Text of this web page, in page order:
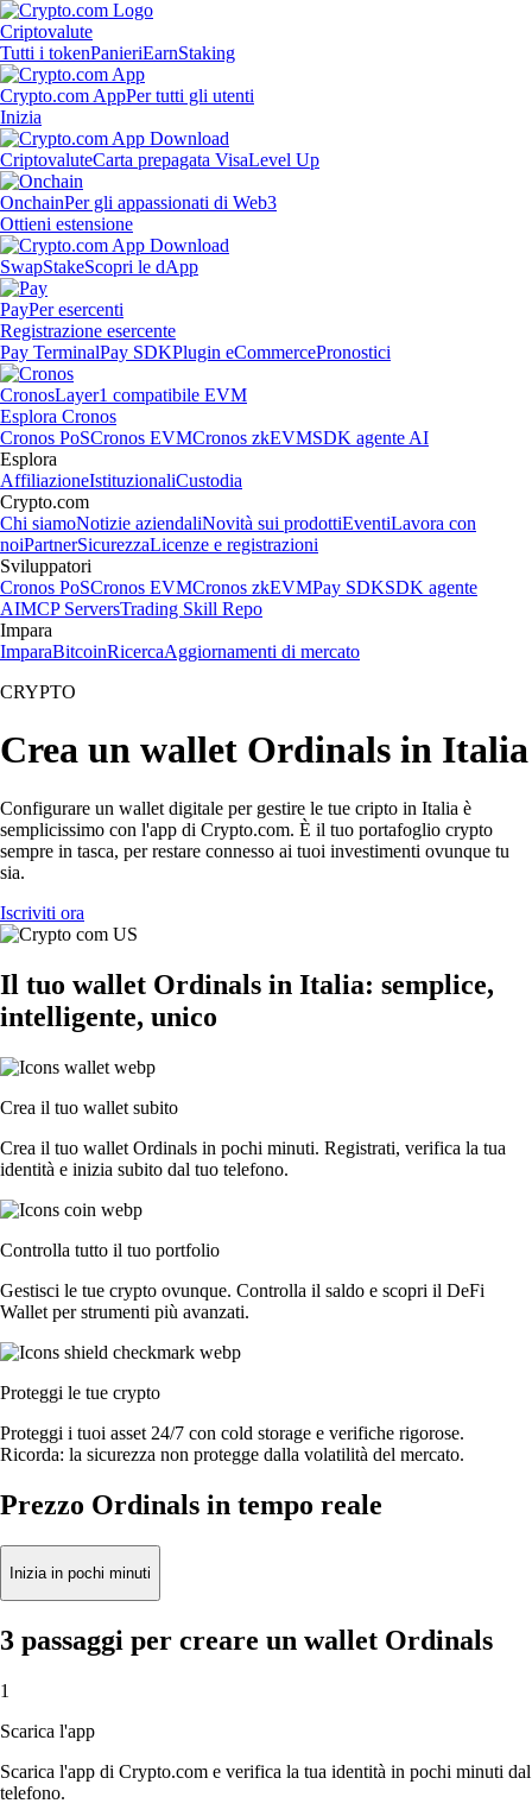
Criptovalute
Tutti i tokenPanieriEarnStaking
Crypto.com AppPer tutti gli utenti
Inizia
CriptovaluteCarta prepagata VisaLevel Up
OnchainPer gli appassionati di Web3
Ottieni estensione
SwapStakeScopri le dApp
PayPer esercenti
Registrazione esercente
Pay TerminalPay SDKPlugin eCommercePronostici
CronosLayer1 compatibile EVM
Esplora Cronos
Cronos PoSCronos EVMCronos zkEVMSDK agente AI
Esplora
AffiliazioneIstituzionaliCustodia
Crypto.com
Chi siamoNotizie aziendaliNovità sui prodottiEventiLavora con
noiPartnerSicurezzaLicenze e registrazioni
Sviluppatori
Cronos PoSCronos EVMCronos zkEVMPay SDKSDK agente
AIMCP ServersTrading Skill Repo
Impara
ImparaBitcoinRicercaAggiornamenti di mercato
CRYPTO
Crea un wallet Ordinals in Italia
Configurare un wallet digitale per gestire le tue cripto in Italia è
semplicissimo con l'app di Crypto.com. È il tuo portafoglio crypto
sempre in tasca, per restare connesso ai tuoi investimenti ovunque tu
sia.
Iscriviti ora
Il tuo wallet Ordinals in Italia: semplice,
intelligente, unico
Crea il tuo wallet subito
Crea il tuo wallet Ordinals in pochi minuti. Registrati, verifica la tua
identità e inizia subito dal tuo telefono.
Controlla tutto il tuo portfolio
Gestisci le tue crypto ovunque. Controlla il saldo e scopri il DeFi
Wallet per strumenti più avanzati.
Proteggi le tue crypto
Proteggi i tuoi asset 24/7 con cold storage e verifiche rigorose.
Ricorda: la sicurezza non protegge dalla volatilità del mercato.
Prezzo Ordinals in tempo reale
Inizia in pochi minuti
3 passaggi per creare un wallet Ordinals
1
Scarica l'app
Scarica l'app di Crypto.com e verifica la tua identità in pochi minuti dal
telefono.